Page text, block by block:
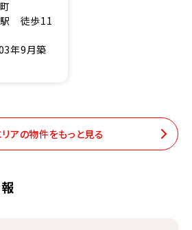
駅 徒歩11
年9月築
アの物件をもっと見る